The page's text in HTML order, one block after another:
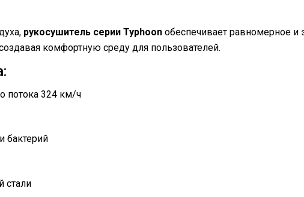
рукосушитель серии Typhoon обеспечивает равномерное
комфортную среду для пользователей.
потока 324 км/ч
бактерий
стали